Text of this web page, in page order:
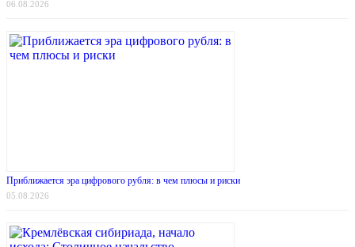
06.08.2026
Приближается эра цифрового рубля: в чем плюсы и риски
05.08.2026